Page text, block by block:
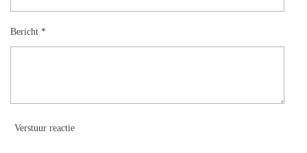
Bericht *
Verstuur reactie